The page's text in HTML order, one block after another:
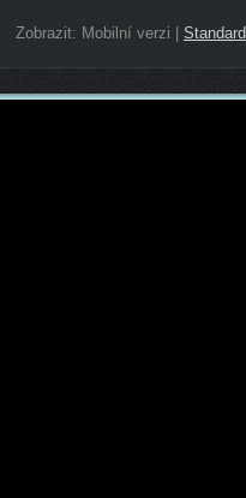
Zobrazit: Mobilní verzi